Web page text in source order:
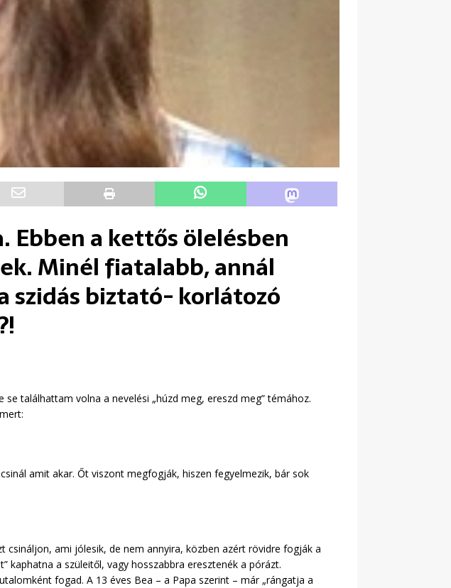
Ebben a kettős ölelésben
Minél fiatalabb, annál
szidás biztató- korlátozó
találhattam volna a nevelési „húzd meg, ereszd meg” témához.
amit akar. Őt viszont megfogják, hiszen fegyelmezik, bár sok
csináljon, ami jólesik, de nem annyira, közben azért rövidre fogják a
kaphatna a szüleitől, vagy hosszabbra eresztenék a pórázt.
fogad. A 13 éves Bea – a Papa szerint – már „rángatja a